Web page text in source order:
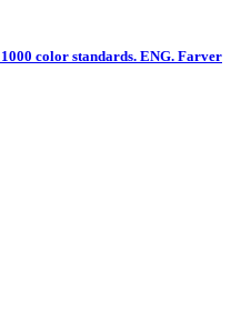
color standards. ENG. Farver